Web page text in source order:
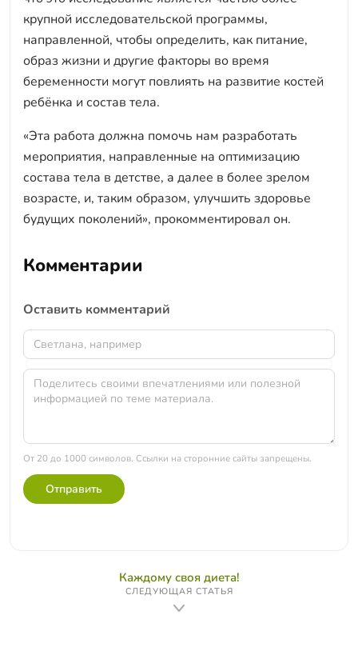
крупной исследовательской программы,
направленной, чтобы определить, как питание,
образ жизни и другие факторы во время
беременности могут повлиять на развитие костей
ребёнка и состав тела.
«Эта работа должна помочь нам разработать
мероприятия, направленные на оптимизацию
состава тела в детстве, а далее в более зрелом
возрасте, и, таким образом, улучшить здоровье
будущих поколений», прокомментировал он.
Комментарии
Оставить комментарий
От 20 до 1000 символов. Ссылки на сторонние сайты запрещены.
Отправить
Каждому своя диета!
СЛЕДУЮЩАЯ СТАТЬЯ